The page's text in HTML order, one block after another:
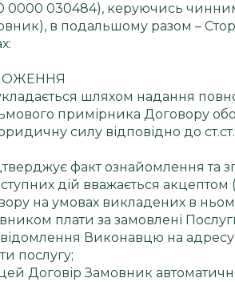
0000 030484), керуючись
в подальшому разом –
шляхом надання
примірника Договору
силу відповідно до
факт ознайомлення та
дій вважається
на умовах викладених в
плати за замовлені
Виконавцю на
послугу;
Договір Замовник